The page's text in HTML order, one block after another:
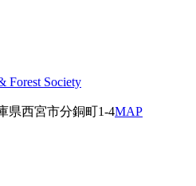
県西宮市分銅町1-4MAP